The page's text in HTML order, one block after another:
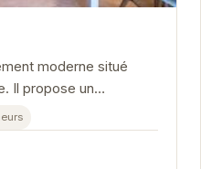
moderne situé
Il propose un
bien équipé, idéal pour